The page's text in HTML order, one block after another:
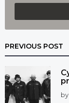
PREVIOUS POST
by